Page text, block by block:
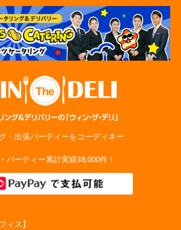
・出張パーティーをコーディネー
パーティー累計実績38,000件！
ィス】